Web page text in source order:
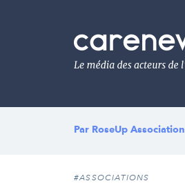
Le
média
de
l'engagement
Par RoseUp Association
#ASSOCIATIONS